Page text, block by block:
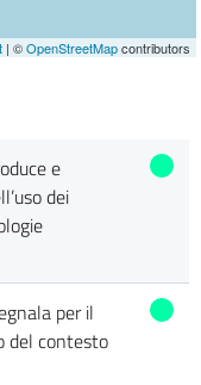
| ©OpenStreetMapcontributors
e
dei
per il
del contesto